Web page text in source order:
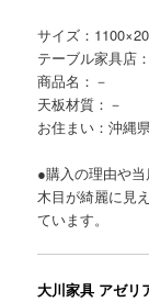
サイズ：
テーブル家具店
商品名：－
天板材質：－
お住まい：沖縄
●購入の理由や
木目が綺麗に見
ています。
大川家具 アゼリ